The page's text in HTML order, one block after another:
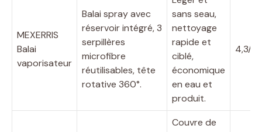
MEXERRIS
Balai
vaporisateur
Balai spray avec
réservoir intégré, 3
serpillères
microfibre
réutilisables, tête
rotative 360°.
sans seau,
nettoyage
rapide et
ciblé,
économique
en eau et
produit.
4,3/5
Couvre de